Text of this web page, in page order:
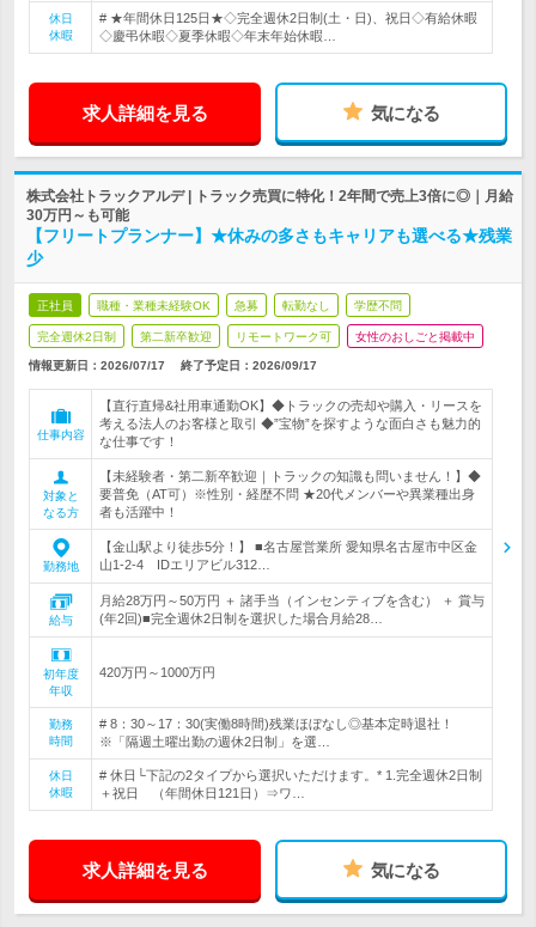
休日
休暇
# ★年間休日125日★◇完全週休2日制(土・日)、祝日◇有給休暇
◇慶弔休暇◇夏季休暇◇年末年始休暇…
求人詳細を見る 気になる
株式会社トラックアルデ | トラック売買に特化！2年間で売上3倍に◎｜月給
30万円～も可能
【フリートプランナー】★休みの多さもキャリアも選べる★残業
少
正社員 職種・業種未経験OK 急募 転勤なし 学歴不問
完全週休2日制 第二新卒歓迎 リモートワーク可 女性のおしごと掲載中
情報更新日：2026/07/17 終了予定日： 2026/09/17
仕事内容
【直行直帰&社用車通勤OK】◆トラックの売却や購入・リースを
考える法人のお客様と取引 ◆”宝物”を探すような面白さも魅力的
な仕事です！
対象と
なる方
【未経験者・第二新卒歓迎｜トラックの知識も問いません！】◆
要普免（AT可）※性別・経歴不問 ★20代メンバーや異業種出身
者も活躍中！
勤務地
【金山駅より徒歩5分！】 ■名古屋営業所 愛知県名古屋市中区金
山1-2-4 IDエリアビル312…
給与
月給28万円～50万円 ＋ 諸手当（インセンティブを含む） ＋ 賞与
(年2回)■完全週休2日制を選択した場合月給28…
初年度
年収
420万円～1000万円
勤務
時間
# 8：30～17：30(実働8時間)残業ほぼなし◎基本定時退社！
※「隔週土曜出勤の週休2日制」を選…
休日
休暇
# 休日└下記の2タイプから選択いただけます。* 1.完全週休2日制
＋祝日 （年間休日121日）⇒ワ…
求人詳細を見る 気になる